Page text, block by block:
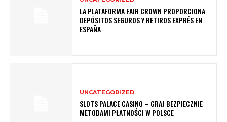
LA PLATAFORMA FAIR CROWN PROPORCIONA
DEPÓSITOS SEGUROS Y RETIROS EXPRÉS EN
ESPAÑA
UNCATEGORIZED
SLOTS PALACE CASINO – GRAJ BEZPIECZNIE
METODAMI PŁATNOŚCI W POLSCE